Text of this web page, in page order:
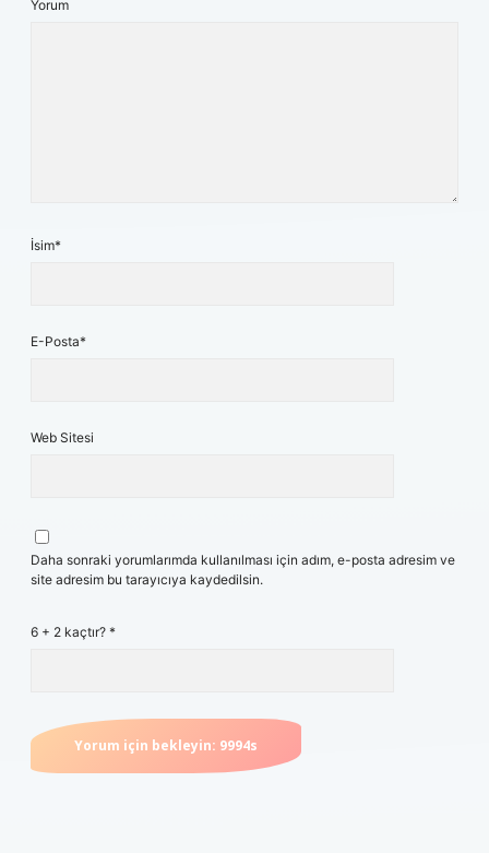
Yorum
İsim*
E-Posta*
Web Sitesi
Daha sonraki yorumlarımda kullanılması için adım, e-posta adresim ve
site adresim bu tarayıcıya kaydedilsin.
6 + 2 kaçtır? *